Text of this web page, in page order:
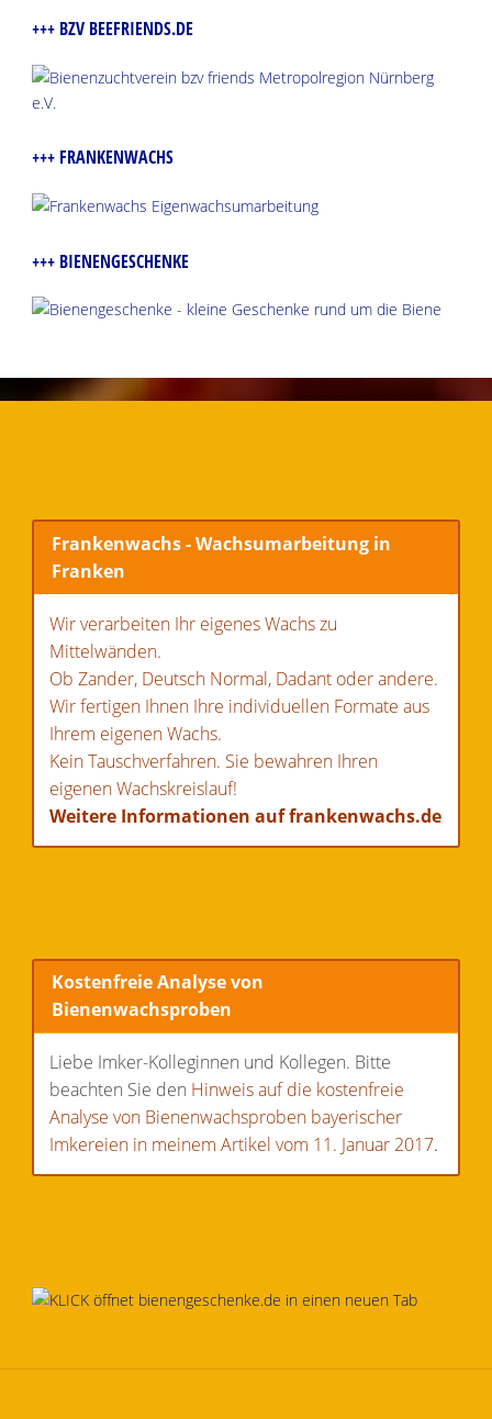
+++ BZV BEEFRIENDS.DE
+++ FRANKENWACHS
+++ BIENENGESCHENKE
Frankenwachs - Wachsumarbeitung in
Franken
Wir verarbeiten Ihr eigenes Wachs zu
Mittelwänden.
Ob Zander, Deutsch Normal, Dadant oder andere.
Wir fertigen Ihnen Ihre individuellen Formate aus
Ihrem eigenen Wachs.
Kein Tauschverfahren. Sie bewahren Ihren
eigenen Wachskreislauf!
Weitere Informationen auf frankenwachs.de
Kostenfreie Analyse von
Bienenwachsproben
Liebe Imker-Kolleginnen und Kollegen. Bitte
beachten Sie den Hinweis auf die kostenfreie
Analyse von Bienenwachsproben bayerischer
Imkereien in meinem Artikel vom 11. Januar 2017.